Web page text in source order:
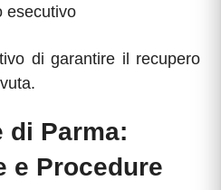
esecutivo
di garantire il recupero
di Parma:
e Procedure